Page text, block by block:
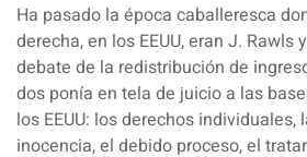
Ha pasado la época caballeresca
derecha, en los EEUU, eran J. Rawls
debate de la redistribución de
dos ponía en tela de juicio a las
los EEUU: los derechos individuales,
inocencia, el debido proceso, el